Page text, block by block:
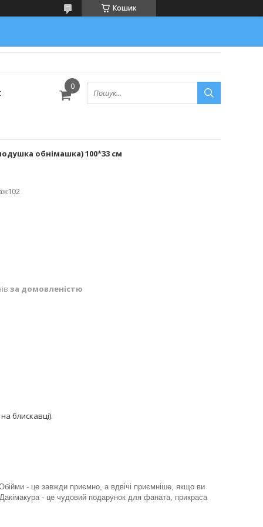
Кошик
обнімашка) 100*33 см
за домовленістю
блискавці).
- це завжди приємно, а вдвічі приємніше, якщо ви
- це чудовий подарунок для фаната, прикраса